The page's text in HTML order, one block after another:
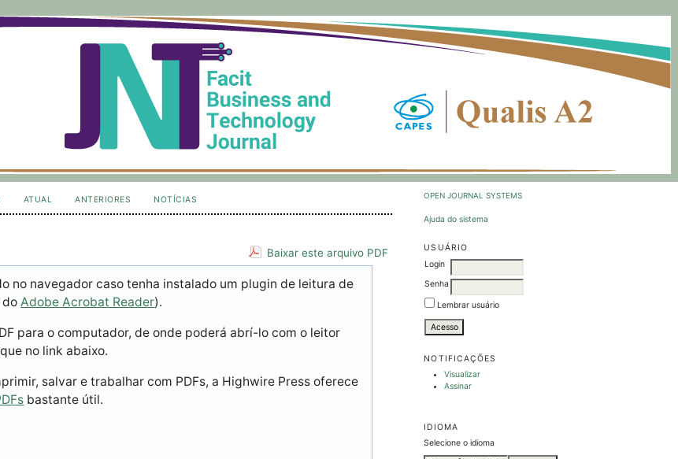
OPEN JOURNAL SYSTEMS
Ajuda do sistema
USUÁRIO
Login
Senha
Lembrar usuário
NOTIFICAÇÕES
Visualizar
Assinar
IDIOMA
Selecione o idioma
ATUAL ANTERIORES NOTÍCIAS
Baixar este arquivo PDF
no navegador caso tenha instalado um plugin de leitura de
do Adobe Acrobat Reader).
para o computador, de onde poderá abrí-lo com o leitor
no link abaixo.
salvar e trabalhar com PDFs, a Highwire Press oferece
bastante útil.